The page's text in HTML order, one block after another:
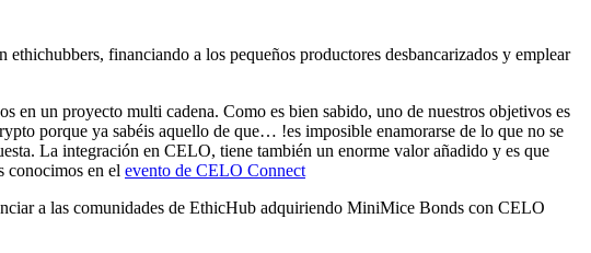
financiando a los pequeños productores desbancarizados y emplear
en un proyecto multi cadena. Como es bien sabido, uno de nuestros objetivos es
porque ya sabéis aquello de que… !es imposible enamorarse de lo que no se
La integración en CELO, tiene también un enorme valor añadido y es que
conocimos en el evento de CELO Connect
a las comunidades de EthicHub adquiriendo MiniMice Bonds con CELO